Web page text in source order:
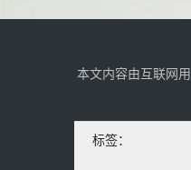
标签：
本文内容由互联网